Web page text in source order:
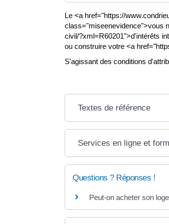
Le <a href="https://
class="miseenevidence">vous
civil/?xml=R60201">d'intérêts
ou construire votre <a
S'agissant des conditions
Textes de référence
Services en ligne et
Questions ? Réponses !
Peut-on acheter son